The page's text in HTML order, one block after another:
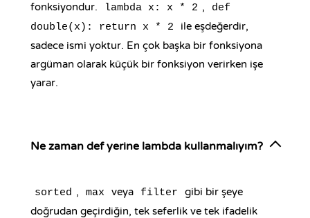
fonksiyondur.
lambda x: x * 2 ,
def
double(x): return x * 2
ile eşdeğerdir,
sadece ismi yoktur. En çok başka bir fonksiyona
argüman olarak küçük bir fonksiyon verirken işe
yarar.
Ne zaman def yerine lambda kullanmalıyım?
sorted , max veya filter
gibi bir şeye
doğrudan geçirdiğin, tek seferlik ve tek ifadelik